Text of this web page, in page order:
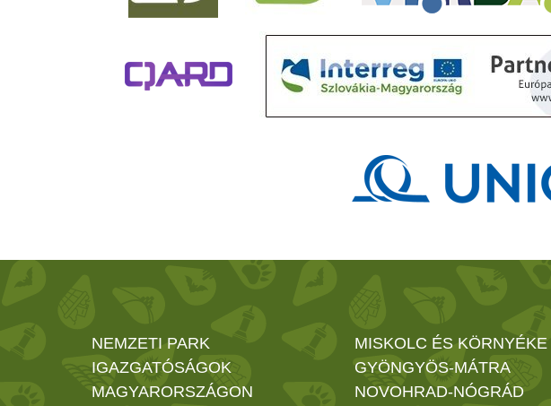
NEMZETI PARK
IGAZGATÓSÁGOK
MAGYARORSZÁGON
MISKOLC ÉS KÖRNYÉKE
GYÖNGYÖS-MÁTRA
NOVOHRAD-NÓGRÁD